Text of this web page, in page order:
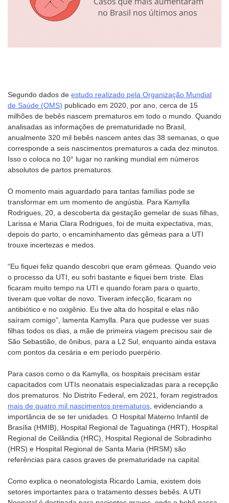
Segundo dados de estudo realizado pela Organização Mundial
de Saúde (OMS) publicado em 2020, por ano, cerca de 15
milhões de bebês nascem prematuros em todo o mundo. Quando
analisadas as informações de prematuridade no Brasil,
anualmente 320 mil bebês nascem antes das 38 semanas, o que
corresponde a seis nascimentos prematuros a cada dez minutos.
Isso o coloca no 10° lugar no ranking mundial em números
absolutos de partos prematuros.
O momento mais aguardado para tantas famílias pode se
transformar em um momento de angústia. Para Kamylla
Rodrigues, 20, a descoberta da gestação gemelar de suas filhas,
Larissa e Maria Clara Rodrigues, foi de muita expectativa, mas,
depois do parto, o encaminhamento das gêmeas para a UTI
trouxe incertezas e medos.
“Eu fiquei feliz quando descobri que eram gêmeas. Quando veio
o processo da UTI, eu sofri bastante e fiquei bem triste. Elas
ficaram muito tempo na UTI e quando foram para o quarto,
tiveram que voltar de novo. Tiveram infecção, ficaram no
antibiótico e no oxigênio. Eu tive alta do hospital e elas não
saíram comigo”, lamenta Kamylla. Para que pudesse ver suas
filhas todos os dias, a mãe de primeira viagem precisou sair de
São Sebastião, de ônibus, para a L2 Sul, enquanto ainda estava
com pontos da cesária e em período puerpério.
Para casos como o da Kamylla, os hospitais precisam estar
capacitados com UTIs neonatais especializadas para a recepção
dos prematuros. No Distrito Federal, em 2021, foram registrados
mais de quatro mil nascimentos prematuros , evidenciando a
importância de se ter unidades. O Hospital Materno Infantil de
Brasília (HMIB), Hospital Regional de Taguatinga (HRT), Hospital
Regional de Ceilândia (HRC), Hospital Regional de Sobradinho
(HRS) e Hospital Regional de Santa Maria (HRSM) são
referências para casos graves de prematuridade na capital.
Como explica o neonatologista Ricardo Lamia, existem dois
setores importantes para o tratamento desses bebês. A UTI